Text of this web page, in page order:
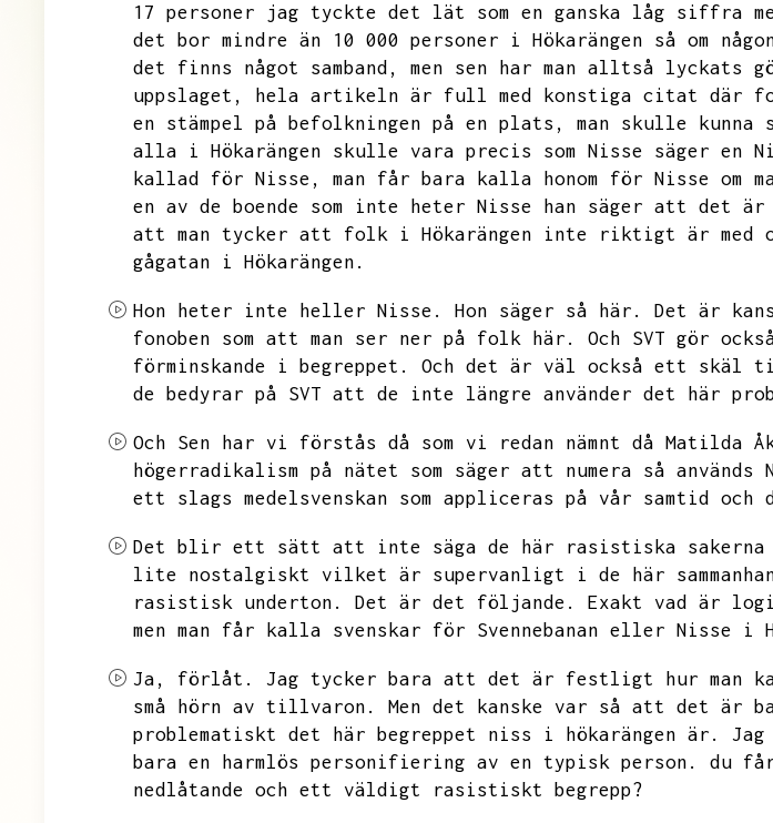
17 personer jag tyckte det lät som en ganska låg siffra
det bor mindre än 10 000 personer i Hökarängen så om
det finns något samband,
men sen har man alltså lyckats
uppslaget,
hela artikeln är full med konstiga citat där
en stämpel på befolkningen på en plats,
man skulle kunna
alla i Hökarängen skulle vara precis som Nisse säger
kallad för Nisse,
man får bara kalla honom för Nisse om
en av de boende som inte heter Nisse han säger att det
att man tycker att folk i Hökarängen inte riktigt är med
gågatan i Hökarängen.
Hon heter inte heller Nisse. Hon säger så här. Det är
fonoben som att man ser ner på folk här.
Och SVT gör
förminskande i begreppet.
Och det är väl också ett skäl
de bedyrar på SVT att de inte längre använder det här
Och Sen har vi förstås då som vi redan nämnt då Matilda
högerradikalism på nätet som säger att numera så används
ett slags medelsvenskan som appliceras på vår samtid
Det blir ett sätt att inte säga de här rasistiska sakerna
lite nostalgiskt vilket är supervanligt i de här
rasistisk underton.
Det är det följande.
Exakt vad är
men man får kalla svenskar för Svennebanan eller Nisse i
Ja, förlåt.
Jag tycker bara att det är festligt hur man
små hörn av tillvaron.
Men det kanske var så att det är
problematiskt det här begreppet niss i hökarängen är.
bara en harmlös personifiering av en typisk person.
du
nedlåtande och ett väldigt rasistiskt begrepp?